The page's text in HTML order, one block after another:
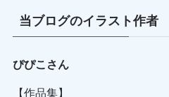
当ブログのイラスト作者
ぴぴこさん
【作品集】